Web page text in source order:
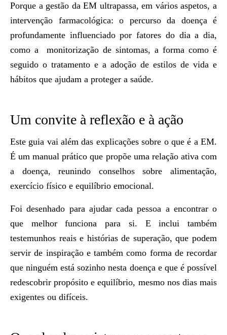
Porque a gestão da EM ultrapassa, em vários aspetos, a
intervenção farmacológica: o percurso da doença é
profundamente influenciado por fatores do dia a dia,
como a monitorização de sintomas, a forma como é
seguido o tratamento e a adoção de estilos de vida e
hábitos que ajudam a proteger a saúde.
Um convite à reflexão e à ação
Este guia vai além das explicações sobre o que é a EM.
É um manual prático que propõe uma relação ativa com
a doença, reunindo conselhos sobre alimentação,
exercício físico e equilíbrio emocional.
Foi desenhado para ajudar cada pessoa a encontrar o
que melhor funciona para si. E inclui também
testemunhos reais e histórias de superação, que podem
servir de inspiração e também como forma de recordar
que ninguém está sozinho nesta doença e que é possível
redescobrir propósito e equilíbrio, mesmo nos dias mais
exigentes ou difíceis.